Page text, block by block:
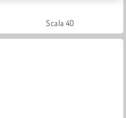
Scala 40